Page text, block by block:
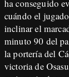
ha conseguido
cuándo el
inclinar el
minuto 90 del
la portería del
victoria de